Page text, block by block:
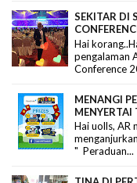
SEKITAR DI
Hai
pengalaman
Conference
MENANGI
MENYERTAI
Hai uolls, AR
" Peraduan...